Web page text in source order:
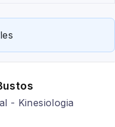
- Kinesiologia